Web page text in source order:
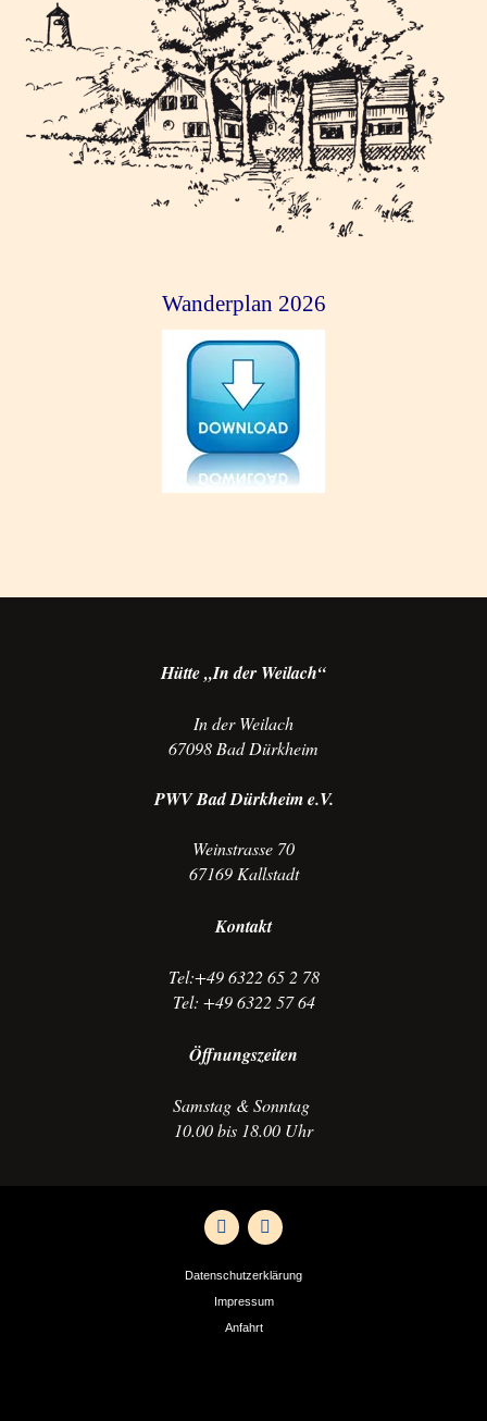
Wanderplan 2026
Hütte „In der Weilach“
In der Weilach
67098 Bad Dürkheim
PWV Bad Dürkheim e.V.
Weinstrasse 70
67169 Kallstadt
Kontakt
Tel:+49 6322 65 2 78
Tel: +49 6322 57 64
Öffnungszeiten
Samstag & Sonntag
10.00 bis 18.00 Uhr
Datenschutzerklärung
Impressum
Anfahrt